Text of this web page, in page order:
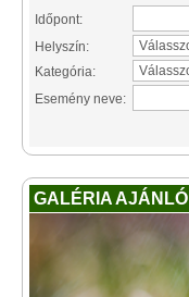
Időpont:
Helyszín:
Kategória:
Esemény neve:
GALÉRIA AJÁNLÓ